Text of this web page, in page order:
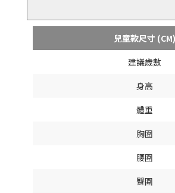
兒童款尺寸 (CM)
建議歲數
身高
體重
胸圍
腰圍
臀圍